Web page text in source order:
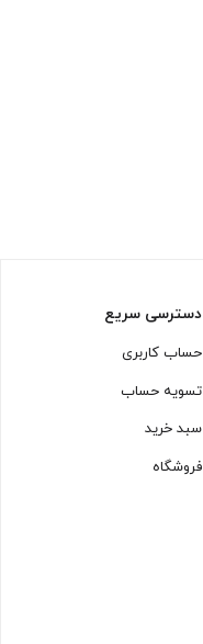
دسترسی سریع
حساب کاربری
تسویه حساب
سبد خرید
فروشگاه